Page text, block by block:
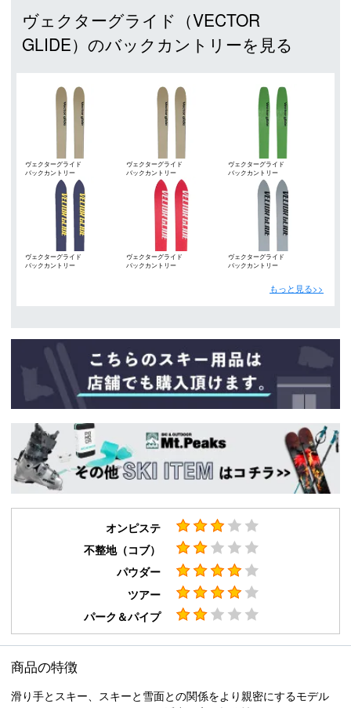
ヴェクターグライド（VECTOR
GLIDE）のバックカントリーを見る
ヴェクターグライド
（VECTOR GLIDE）
バックカントリー
ヴェクターグライド
（VECTOR GLIDE）
バックカントリー
ヴェクターグライド
（VECTOR GLIDE）
バックカントリー
ヴェクターグライド
（VECTOR GLIDE）
バックカントリー
ヴェクターグライド
（VECTOR GLIDE）
バックカントリー
ヴェクターグライド
（VECTOR GLIDE）
バックカントリー
もっと見る>>
オンピステ
不整地（コブ）
パウダー
ツアー
パーク＆パイプ
商品の特徴
滑り手とスキー、スキーと雪面との関係をより親密にするモデル